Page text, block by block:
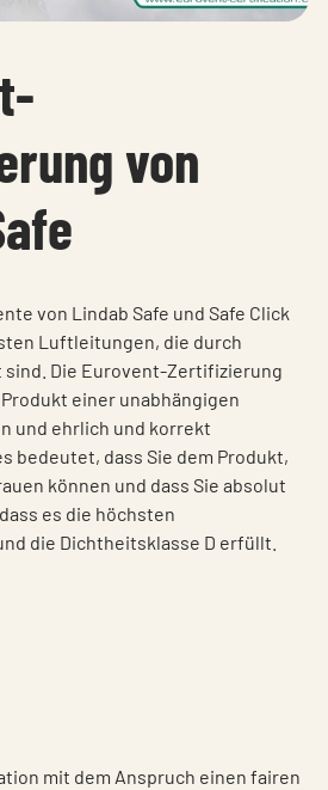
von
von Lindab Safe und Safe Click
Luftleitungen, die durch
Die Eurovent-Zertifizierung
einer unabhängigen
und ehrlich und korrekt
bedeutet, dass Sie dem Produkt,
können und dass Sie absolut
es die höchsten
die Dichtheitsklasse D erfüllt.
mit dem Anspruch einen fairen